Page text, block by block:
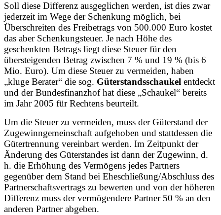
Soll diese Differenz ausgeglichen werden, ist dies zwar
jederzeit im Wege der Schenkung möglich, bei
Überschreiten des Freibetrags von 500.000 Euro kostet
das aber Schenkungsteuer. Je nach Höhe des
geschenkten Betrags liegt diese Steuer für den
übersteigenden Betrag zwischen 7 % und 19 % (bis 6
Mio. Euro). Um diese Steuer zu vermeiden, haben
„kluge Berater“ die sog. Güterstandsschaukel entdeckt
und der Bundesfinanzhof hat diese „Schaukel“ bereits
im Jahr 2005 für Rechtens beurteilt.
Um die Steuer zu vermeiden, muss der Güterstand der
Zugewinngemeinschaft aufgehoben und stattdessen die
Gütertrennung vereinbart werden. Im Zeitpunkt der
Änderung des Güterstandes ist dann der Zugewinn, d.
h. die Erhöhung des Vermögens jedes Partners
gegenüber dem Stand bei Eheschließung/Abschluss des
Partnerschaftsvertrags zu bewerten und von der höheren
Differenz muss der vermögendere Partner 50 % an den
anderen Partner abgeben.